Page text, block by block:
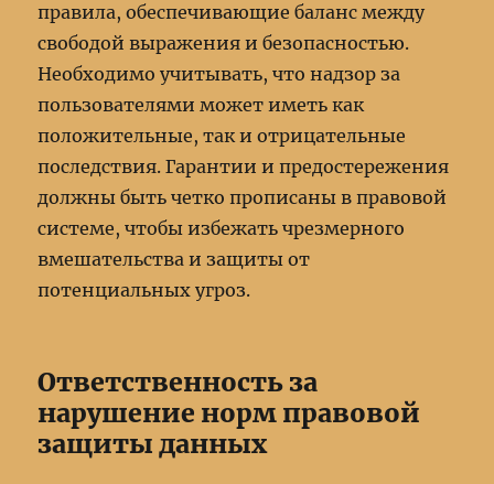
правила, обеспечивающие баланс между
свободой выражения и безопасностью.
Необходимо учитывать, что надзор за
пользователями может иметь как
положительные, так и отрицательные
последствия. Гарантии и предостережения
должны быть четко прописаны в правовой
системе, чтобы избежать чрезмерного
вмешательства и защиты от
потенциальных угроз.
Ответственность за
нарушение норм правовой
защиты данных